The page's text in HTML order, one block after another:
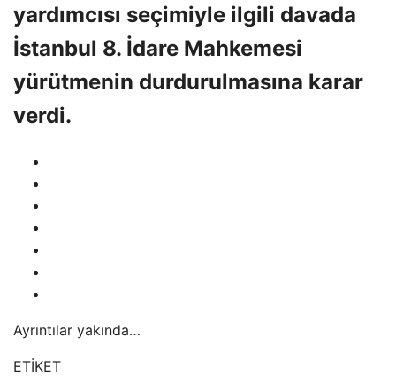
yardımcısı seçimiyle ilgili davada
İstanbul 8. İdare Mahkemesi
yürütmenin durdurulmasına karar
verdi.
Ayrıntılar yakında…
ETİKET